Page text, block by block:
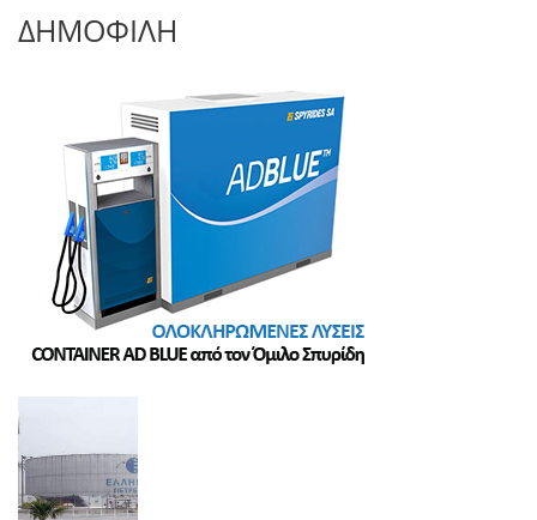
ΔΗΜΟΦΙΛΗ